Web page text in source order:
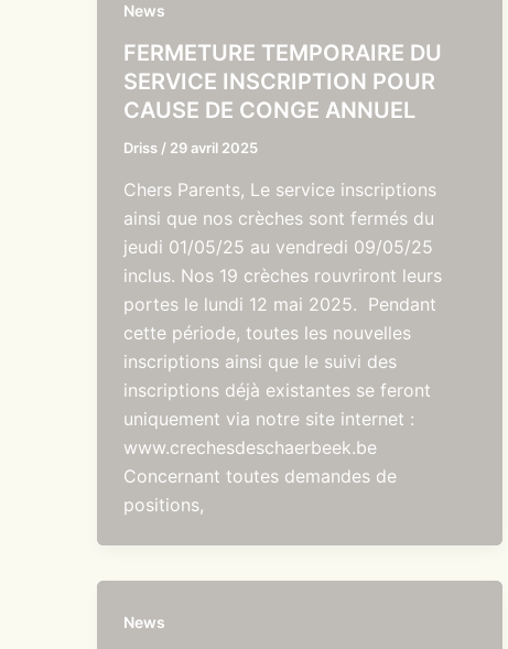
News
FERMETURE TEMPORAIRE DU
SERVICE INSCRIPTION POUR
CAUSE DE CONGE ANNUEL
Driss / 29 avril 2025
Chers Parents, Le service inscriptions
ainsi que nos crèches sont fermés du
jeudi 01/05/25 au vendredi 09/05/25
inclus. Nos 19 crèches rouvriront leurs
portes le lundi 12 mai 2025. Pendant
cette période, toutes les nouvelles
inscriptions ainsi que le suivi des
inscriptions déjà existantes se feront
uniquement via notre site internet :
www.crechesdeschaerbeek.be
Concernant toutes demandes de
positions,
News